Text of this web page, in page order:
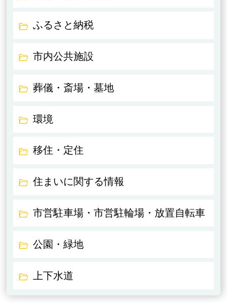
ふるさと納税
市内公共施設
葬儀・斎場・墓地
環境
移住・定住
住まいに関する情報
市営駐車場・市営駐輪場・放置自転車
公園・緑地
上下水道